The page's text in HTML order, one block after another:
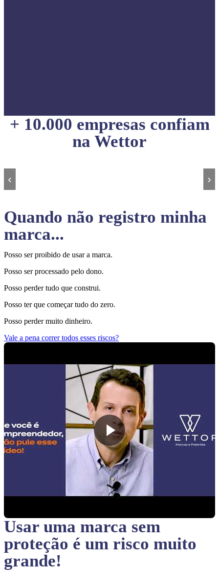
+ 10.000 empresas confiam
na Wettor
‹ ›
Quando não registro minha
marca...
Posso ser proibido de usar a marca.
Posso ser processado pelo dono.
Posso perder tudo que construi.
Posso ter que começar tudo do zero.
Posso perder muito dinheiro.
Vale a pena correr todos esses riscos?
Usar uma marca sem
proteção é um risco muito
grande!